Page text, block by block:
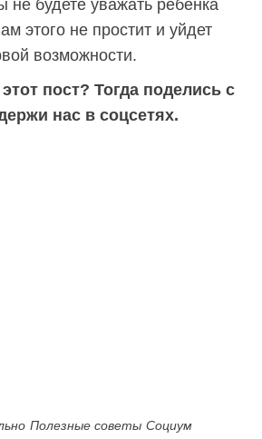
будете уважать ребенка
этого не простит и уйдет
возможности.
пост? Тогда поделись с
нас в соцсетях.
Полезные советы Социум